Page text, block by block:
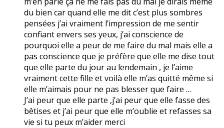
du bien car quand elle me dit c’est plus sombres
pensées j’ai vraiment l’impression de me sentir
confiant envers ses yeux, j’ai conscience de
pourquoi elle a peur de me faire du mal mais elle a
pas conscience que je préfère que elle me dise tout
que elle parte du jour au lendemain , je l’aime
vraiment cette fille et voilà elle m’as quitté même si
elle m’aimais pour ne pas blesser que faire …
J’ai peur que elle parte ,j’ai peur que elle fasse des
bêtises et j’ai peur que elle m’oublie et refasses sa
vie si tu peux m’aider merci